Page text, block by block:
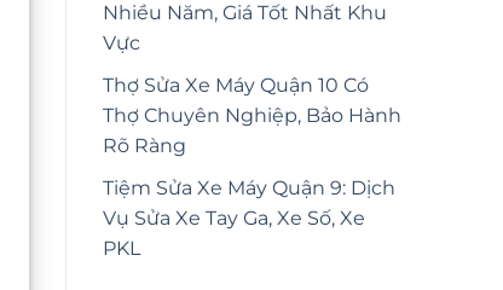
Nhiều Năm, Giá Tốt Nhất Khu
Vực
Thợ Sửa Xe Máy Quận 10 Có
Thợ Chuyên Nghiệp, Bảo Hành
Rõ Ràng
Tiệm Sửa Xe Máy Quận 9: Dịch
Vụ Sửa Xe Tay Ga, Xe Số, Xe
PKL